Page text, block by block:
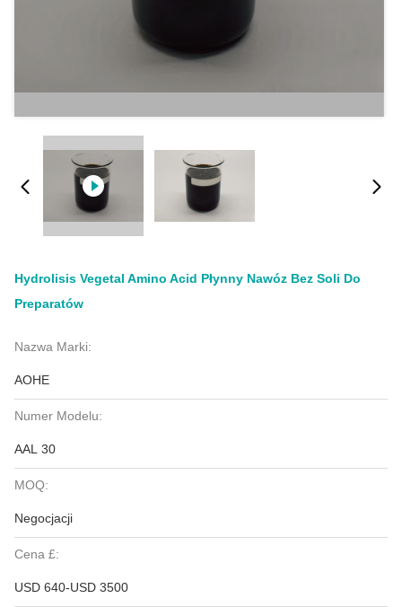
Hydrolisis Vegetal Amino Acid Płynny Nawóz Bez Soli Do
Preparatów
Nazwa Marki:
AOHE
Numer Modelu:
AAL 30
MOQ:
Negocjacji
Cena £:
USD 640-USD 3500